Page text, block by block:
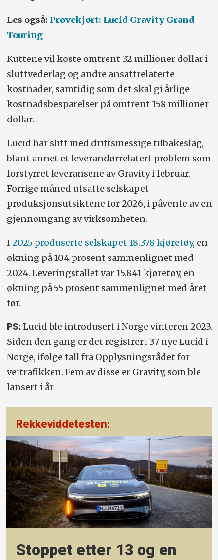
Les også: Prøvekjørt: Lucid Gravity Grand
Touring
Kuttene vil koste omtrent 32 millioner dollar i
sluttvederlag og andre ansattrelaterte
kostnader, samtidig som det skal gi årlige
kostnads­besparelser på omtrent 158 millioner
dollar.
Lucid har slitt med driftsmessige tilbakeslag,
blant annet et leverandør­relatert problem som
forstyrret leveransene av Gravity i februar.
Forrige måned utsatte selskapet
produksjonsutsiktene for 2026, i påvente av en
gjennomgang av virksomheten.
I 2025 produserte selskapet 18.378 kjøretøy, en
økning på 104 prosent sammenlignet med
2024. Leveringstallet var 15.841 kjøretøy, en
økning på 55 prosent sammenlignet med året
før.
PS: Lucid ble introdusert i Norge vinteren 2023.
Siden den gang er det registrert 37 nye Lucid i
Norge, ifølge tall fra Opplysningsrådet for
veitrafikken. Fem av disse er Gravity, som ble
lansert i år.
Rekkeviddetesten:
Stoppet etter 13 og en